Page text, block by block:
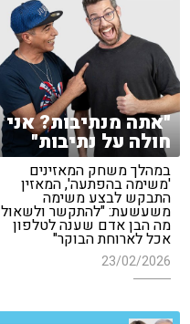
"אתה מנתיבות? אני
חולה על נתיבות"
במהלך משחק המאזינים
'משימה בהפתעה', המאזין
התבקש לבצע משימה
משעשעת: "להתקשר ולשאול
מה הבן אדם שענה לטלפון
אכל לארוחת הבוקר"
23/02/2026